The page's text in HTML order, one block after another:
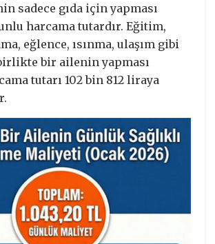
sadece gıda için yapması
harcama tutardır. Eğitim,
eğlence, ısınma, ulaşım gibi
bir ailenin yapması
tutarı 102 bin 812 liraya